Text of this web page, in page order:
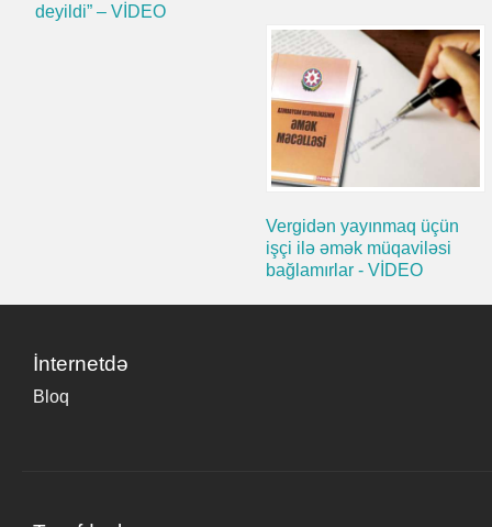
deyildi” – VİDEO
Vergidən yayınmaq üçün
işçi ilə əmək müqaviləsi
bağlamırlar - VİDEO
İnternetdə
Bloq